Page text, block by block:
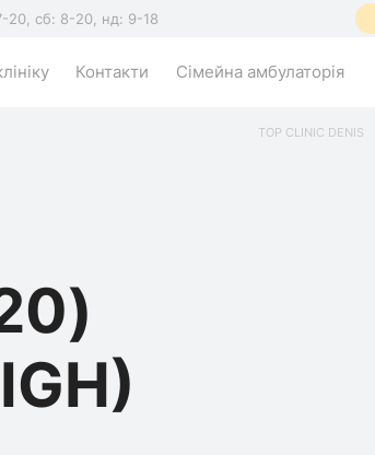
20, сб: 8-20, нд: 9-18
Контакти Сімейна амбулаторія
TOP CLINIC DENIS